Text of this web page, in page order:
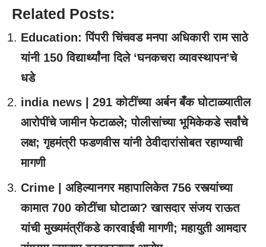
Related Posts:
Education: पिंपरी चिंचवड मनपा अधिकारी राम साठे
यांनी 150 विद्यार्थ्यांना दिले ‘घनकचरा व्यावस्थापन’चे
धडे
india news | 291 कोटींच्या अर्बन बँक घोटाळ्यातील
आरोपींचे जामीन फेटाळले; पोलीसांच्या भूमिकेकडे सर्वांचे
लक्ष; गृहमंत्री फडणवीस यांनी ठेवीदारांसोबत रहाण्याची
मागणी
Crime | अहिल्यानगर महापालिकेत 756 रस्त्यांच्या
कामात 700 कोटींचा घोटाळा? खासदार संजय राऊत
यांची मुख्यमंत्रींकडे कारवाईची मागणी; महायुती आमदार